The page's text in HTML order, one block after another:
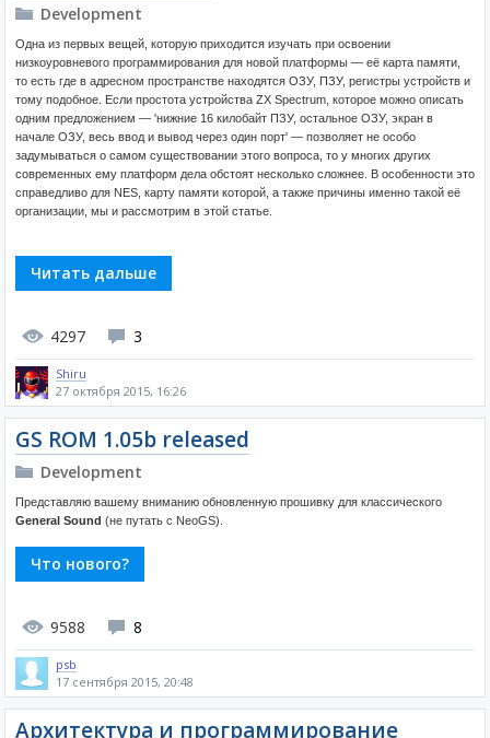
Development
Одна из первых вещей, которую приходится изучать при освоении
низкоуровневого программирования для новой платформы — её карта памяти,
то есть где в адресном пространстве находятся ОЗУ, ПЗУ, регистры устройств и
тому подобное. Если простота устройства ZX Spectrum, которое можно описать
одним предложением — 'нижние 16 килобайт ПЗУ, остальное ОЗУ, экран в
начале ОЗУ, весь ввод и вывод через один порт' — позволяет не особо
задумываться о самом существовании этого вопроса, то у многих других
современных ему платформ дела обстоят несколько сложнее. В особенности это
справедливо для NES, карту памяти которой, а также причины именно такой её
организации, мы и рассмотрим в этой статье.
Читать дальше
4297 3
Shiru
27 октября 2015, 16:26
GS ROM 1.05b released
Development
Представляю вашему вниманию обновленную прошивку для классического
General Sound (не путать с NeoGS).
Что нового?
9588 8
psb
17 сентября 2015, 20:48
Архитектура и программирование